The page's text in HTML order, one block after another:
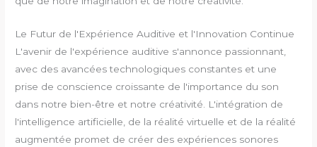
Le Futur de l'Expérience Auditive et l'Innovation Continue
L'avenir de l'expérience auditive s'annonce passionnant,
avec des avancées technologiques constantes et une
prise de conscience croissante de l'importance du son
dans notre bien-être et notre créativité. L'intégration de
l'intelligence artificielle, de la réalité virtuelle et de la réalité
augmentée promet de créer des expériences sonores